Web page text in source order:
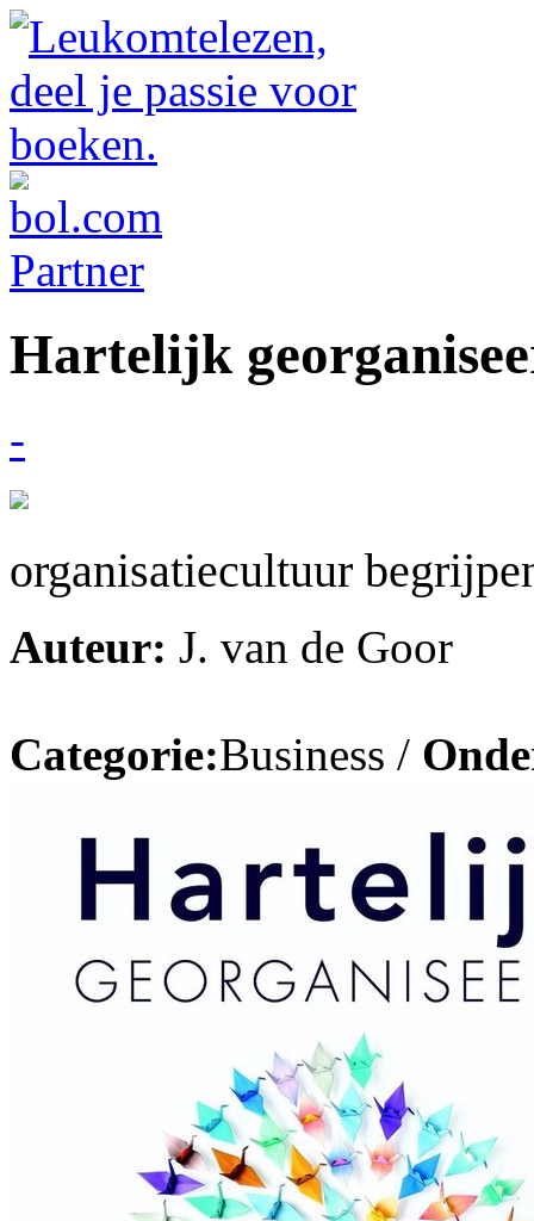
Hartelijk
-
organisatiecultuur
Auteur: J. van de Goor
Categorie:Business /